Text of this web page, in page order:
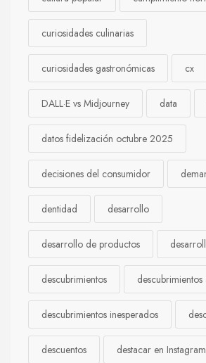
curiosidades culinarias
curiosidades gastronómicas cx
DALL·E vs Midjourney data
datos fidelización octubre 2025
decisiones del consumidor
dentidad desarrollo
desarrollo de productos
descubrimientos
descubrimientos inesperados
descuentos destacar en Instagram